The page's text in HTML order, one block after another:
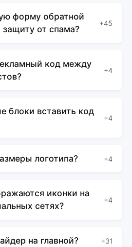
форму обратной
защиту от спама?
+45
код между
+4
блоки вставить код
+4
логотипа? +4
иконки на
сетях?
+4
на главной? +31